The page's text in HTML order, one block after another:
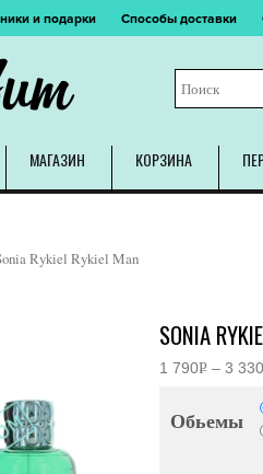
и подарки Способы доставки
МАГАЗИН КОРЗИНА
Rykiel Rykiel Man
SONIA
1 790Р – 3
790руб.
Обьемы